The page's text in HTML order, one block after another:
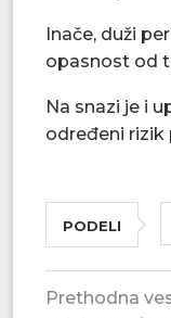
Inače, duži
opasnost od
Na snazi je i
određeni rizik
PODELI
Prethodna